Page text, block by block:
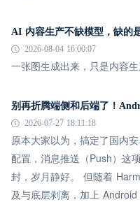
AI 内容生产不缺模型，缺的
2026-08-04 16:00:07
一张图生成出来，只是内容生
2026-07-27 18:11:18
原本大家以为，搞定了国内
配置，消息推送（Push）这
封，岁月静好。 但随着
及与底层剥离，加上